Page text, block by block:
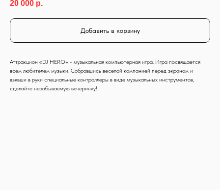
20 000 р.
Добавить в корзину
Аттракцион «DJ HERO» - музыкальная компьютерная игра. Игра посвящается
всем любителем музыки. Собравшись веселой компанией перед экраном и
взявши в руки специальные контроллеры в виде музыкальных инструментов,
сделайте незабываемую вечеринку!